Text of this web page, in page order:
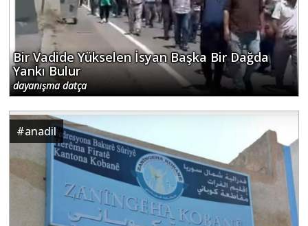
Bir Vadide Yükselen İsyan Başka Bir Dağda
Yankı Bulur
dayanışma datça
#anadil